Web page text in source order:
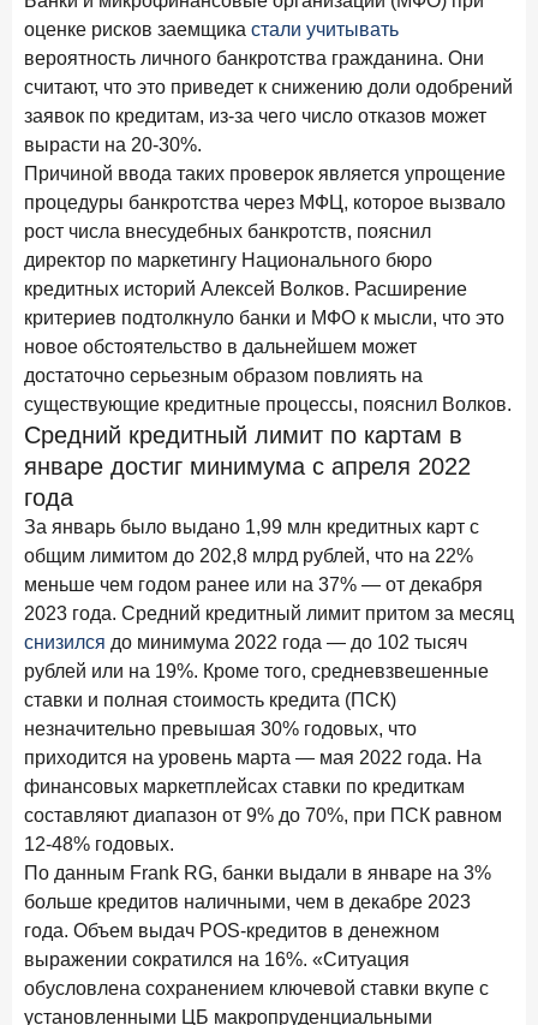
28 мая 2026 года ИССЛЕДОВАНИЕ
Доверие становится главным фактором на рынке
Private banking
25 мая 2026 года
Ипотека в России: итоги апреля 2026 года в цифрах
13 мая 2026 года ИССЛЕДОВАНИЕ
«Ни один зарубежный private банк не может
сравниться с российским»
6 мая 2026 года ИССЛЕДОВАНИЕ
По итогам апреля 2026 года объем выдач кредитов
составил 968 млрд руб.
29 апреля 2026 года ИССЛЕДОВАНИЕ
Конкуренция на рынке инвестиционно-страховых
продуктов усиливается
28 апреля 2026 года
Привязанность побеждает ставку? Как выбирают банк
для сбережений в 2026 году
27 апреля 2026 года ИССЛЕДОВАНИЕ
Банки скорректировали доходность вкладов после
снижения ключевой ставки до 14,5%
Цифра дня
Средний срок ипотеки на вторичном рынке
23,3лет
год к году
Frank Data. Ипотека Поделиться
24 апреля 2026 года ИССЛЕДОВАНИЕ
Ипотека. Итоги работы крупнейших ипотечных банков
в марте 2026 года
оценке рисков заемщика стали учитывать
вероятность личного банкротства гражданина. Они
считают, что это приведет к снижению доли одобрений
заявок по кредитам, из-за чего число отказов может
вырасти на 20-30%.
Причиной ввода таких проверок является упрощение
процедуры банкротства через МФЦ, которое вызвало
рост числа внесудебных банкротств, пояснил
директор по маркетингу Национального бюро
кредитных историй Алексей Волков. Расширение
критериев подтолкнуло банки и МФО к мысли, что это
новое обстоятельство в дальнейшем может
достаточно серьезным образом повлиять на
существующие кредитные процессы, пояснил Волков.
Средний кредитный лимит по картам в
январе достиг минимума с апреля 2022
года
За январь было выдано 1,99 млн кредитных карт с
общим лимитом до 202,8 млрд рублей, что на 22%
меньше чем годом ранее или на 37% — от декабря
2023 года. Средний кредитный лимит притом за месяц
снизился до минимума 2022 года — до 102 тысяч
рублей или на 19%. Кроме того, средневзвешенные
ставки и полная стоимость кредита (ПСК)
незначительно превышая 30% годовых, что
приходится на уровень марта — мая 2022 года. На
финансовых маркетплейсах ставки по кредиткам
составляют диапазон от 9% до 70%, при ПСК равном
12-48% годовых.
По данным Frank RG, банки выдали в январе на 3%
больше кредитов наличными, чем в декабре 2023
года. Объем выдач POS-кредитов в денежном
выражении сократился на 16%. «Ситуация
обусловлена сохранением ключевой ставки вкупе с
установленными ЦБ макропруденциальными